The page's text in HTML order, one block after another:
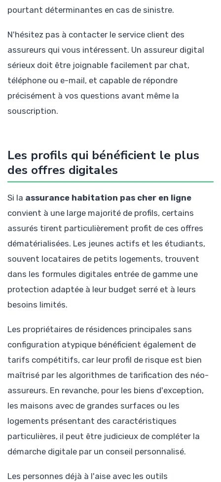
pourtant déterminantes en cas de sinistre.
N'hésitez pas à contacter le service client des
assureurs qui vous intéressent. Un assureur digital
sérieux doit être joignable facilement par chat,
téléphone ou e-mail, et capable de répondre
précisément à vos questions avant même la
souscription.
Les profils qui bénéficient le plus
des offres digitales
Si la assurance habitation pas cher en ligne
convient à une large majorité de profils, certains
assurés tirent particulièrement profit de ces offres
dématérialisées. Les jeunes actifs et les étudiants,
souvent locataires de petits logements, trouvent
dans les formules digitales entrée de gamme une
protection adaptée à leur budget serré et à leurs
besoins limités.
Les propriétaires de résidences principales sans
configuration atypique bénéficient également de
tarifs compétitifs, car leur profil de risque est bien
maîtrisé par les algorithmes de tarification des néo-
assureurs. En revanche, pour les biens d'exception,
les maisons avec de grandes surfaces ou les
logements présentant des caractéristiques
particulières, il peut être judicieux de compléter la
démarche digitale par un conseil personnalisé.
Les personnes déjà à l'aise avec les outils